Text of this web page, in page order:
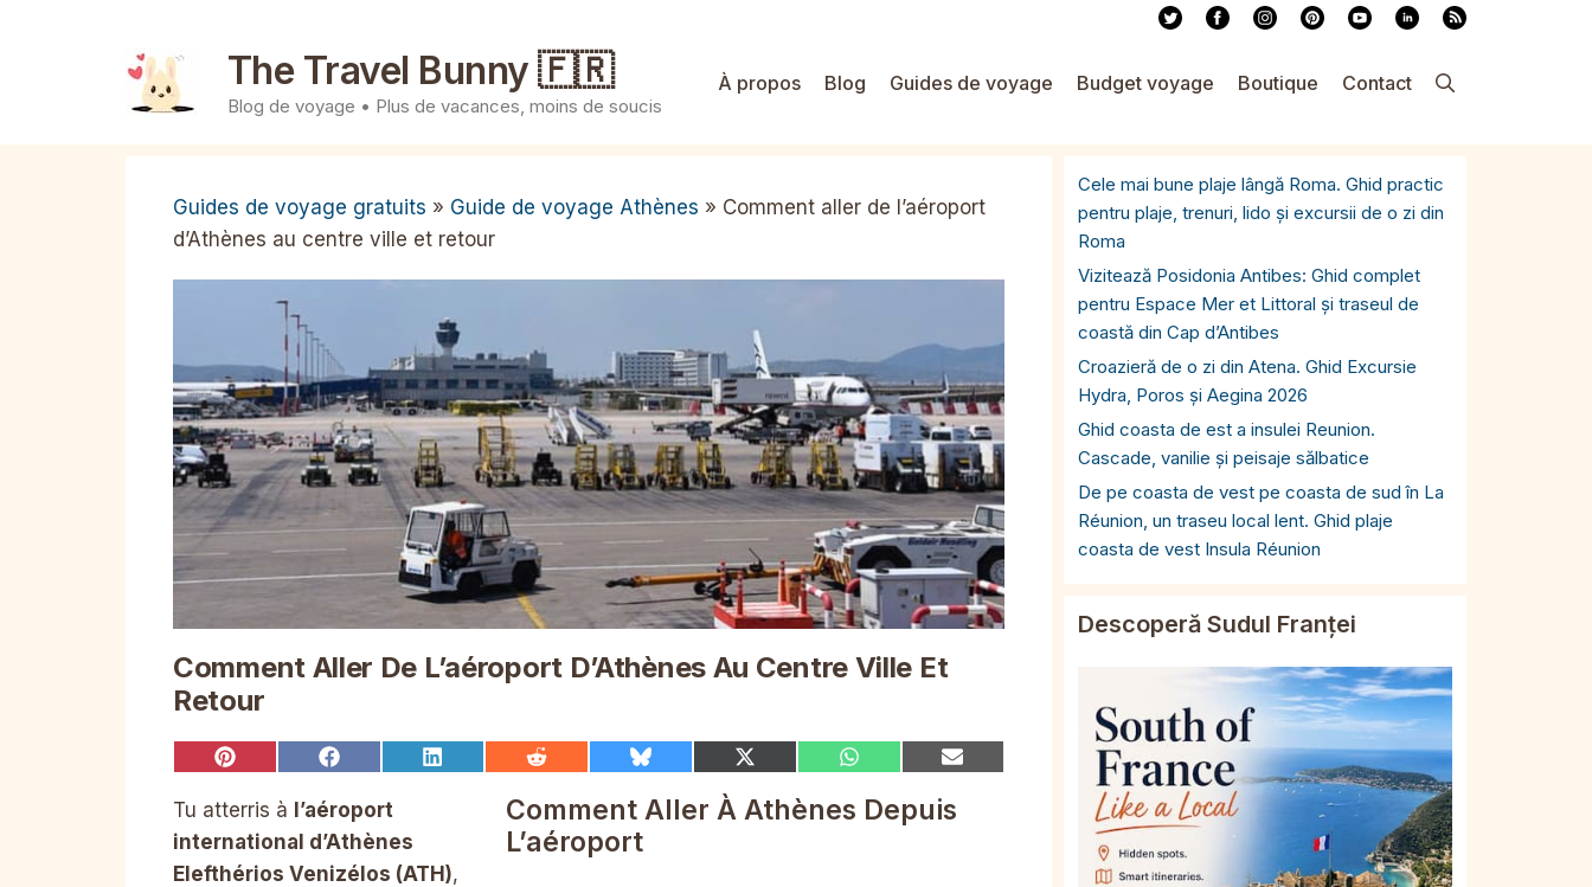
The Travel Bunny 🇫🇷
Blog de voyage • Plus de vacances, moins de soucis
À propos Blog Guides de voyage Budget voyage Boutique Contact
Guides de voyage gratuits » Guide de voyage Athènes » Comment aller de l’aéroport
d’Athènes au centre ville et retour
Comment Aller De L’aéroport D’Athènes Au Centre Ville Et
Retour
Share
Pinterest
Share
Facebook
Share
LinkedIn
Share
Reddit
Share
Bluesky
Share
X
(Twitter)
Share
WhatsApp
Share
Email
Tu atterris à l’aéroport
international d’Athènes
Elefthérios Venizélos (ATH),
Comment Aller À Athènes Depuis
L’aéroport
Cele mai bune plaje lângă Roma. Ghid practic
pentru plaje, trenuri, lido și excursii de o zi din
Roma
Vizitează Posidonia Antibes: Ghid complet
pentru Espace Mer et Littoral și traseul de
coastă din Cap d’Antibes
Croazieră de o zi din Atena. Ghid Excursie
Hydra, Poros și Aegina 2026
Ghid coasta de est a insulei Reunion.
Cascade, vanilie și peisaje sălbatice
De pe coasta de vest pe coasta de sud în La
Réunion, un traseu local lent. Ghid plaje
coasta de vest Insula Réunion
Descoperă Sudul Franței